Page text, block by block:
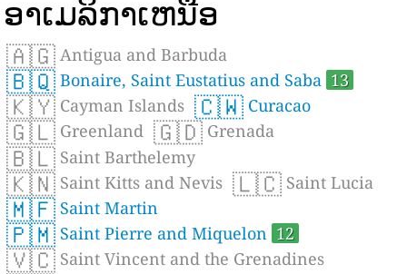
ອາເມລິກາເຫນືອ
🇦🇬 Antigua and Barbuda
🇧🇶 Bonaire, Saint Eustatius and Saba 13
🇰🇾 Cayman Islands 🇨🇼 Curacao
🇬🇱 Greenland 🇬🇩 Grenada
🇧🇱 Saint Barthelemy
🇰🇳 Saint Kitts and Nevis 🇱🇨 Saint Lucia
🇲🇫 Saint Martin
🇵🇲 Saint Pierre and Miquelon 12
🇻🇨 Saint Vincent and the Grenadines